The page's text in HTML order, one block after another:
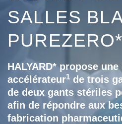
SALLES
PUREZERO*
HALYARD* propose
accélérateur1 de trois
de deux gants stériles
afin de répondre aux
fabrication